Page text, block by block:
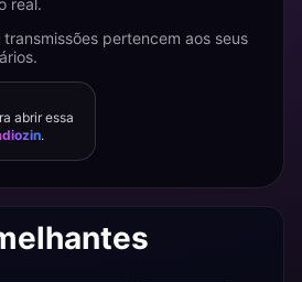
real.
pertencem aos seus
abrir essa
.